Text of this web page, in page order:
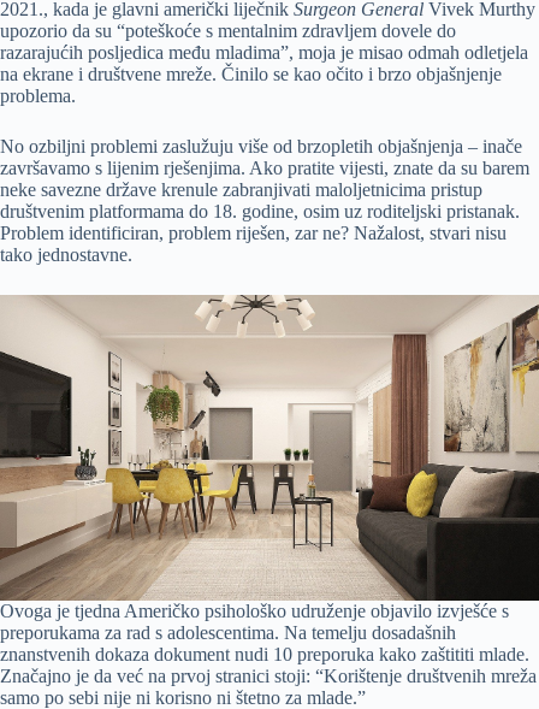
2021., kada je glavni američki liječnik Surgeon General Vivek Murthy
upozorio da su “poteškoće s mentalnim zdravljem dovele do
razarajućih posljedica među mladima”, moja je misao odmah odletjela
na ekrane i društvene mreže. Činilo se kao očito i brzo objašnjenje
problema.
No ozbiljni problemi zaslužuju više od brzopletih objašnjenja – inače
završavamo s lijenim rješenjima. Ako pratite vijesti, znate da su barem
neke savezne države krenule zabranjivati maloljetnicima pristup
društvenim platformama do 18. godine, osim uz roditeljski pristanak.
Problem identificiran, problem riješen, zar ne? Nažalost, stvari nisu
tako jednostavne.
Ovoga je tjedna Američko psihološko udruženje objavilo izvješće s
preporukama za rad s adolescentima. Na temelju dosadašnih
znanstvenih dokaza dokument nudi 10 preporuka kako zaštititi mlade.
Značajno je da već na prvoj stranici stoji: “Korištenje društvenih mreža
samo po sebi nije ni korisno ni štetno za mlade.”